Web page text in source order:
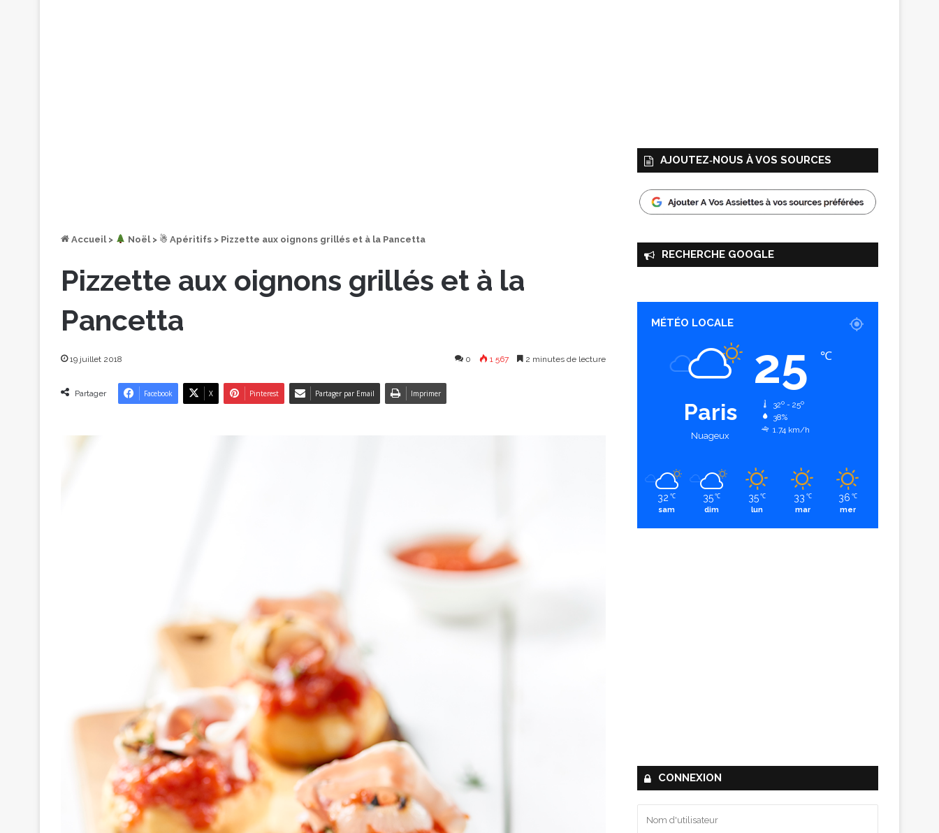
Accueil > ︎ Noël > ☃ Apéritifs > Pizzette aux oignons grillés et à la Pancetta
Pizzette aux oignons grillés et à la
Pancetta
19 juillet 2018 0 1 567 2 minutes de lecture
Partager Facebook X Pinterest Partager par Email Imprimer
AJOUTEZ‑NOUS À VOS SOURCES
RECHERCHE GOOGLE
MÉTÉO LOCALE
Paris
Nuageux
25 ℃
32º - 25º
38%
1.74 km/h
32 ℃
sam
35 ℃
dim
35 ℃
lun
33 ℃
mar
36 ℃
mer
CONNEXION